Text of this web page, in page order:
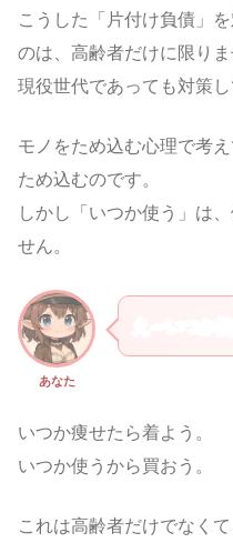
こうした「片付け負債」
のは、高齢者だけに限りま
現役世代であっても対策
モノをため込む心理で考
ため込むのです。
しかし「いつか使う」は
せん。
あなた
いつか痩せたら着よう。
いつか使うから買おう。
これは高齢者だけでなく